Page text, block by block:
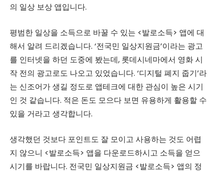
의 일상 보상 앱입니다.
평범한 일상을 소득으로 바꿀 수 있는 <발로소득> 앱에 대
해서 알려 드리겠습니다. ‘전국민 일상지원금’이라는 광고
를 인터넷을 하던 도중에 봤는데, 롯데시네마에서 영화 시
작 전의 광고로도 나오고 있었습니다. ‘디지털 폐지 줍기’라
는 신조어가 생길 정도로 앱테크에 대한 관심이 높은 시기
인 것 같습니다. 적은 돈도 모으다 보면 유용하게 활용할 수
있을 거라고 생각합니다.
생각했던 것보다 포인트도 잘 모이고 사용하는 것도 어렵
지 않으니 <발로소득> 앱을 다운로드하시고 소득을 얻으
시기를 바랍니다. 전국민 일상지원금 <발로소득> 앱의 정